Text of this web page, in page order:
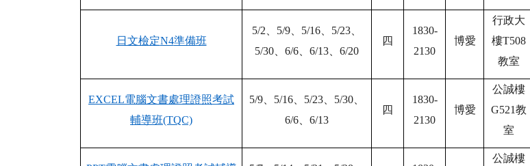
日文檢定N4準備班
5/2 5/9 5/16 5/23
5/30
6/6 6/13 6/20
四
1830-
2130
博愛
行政大
樓T508
教室
EXCEL電腦文書處理證照考試
輔導班(TQC)
5/9 5/16 5/23 5/30
6/6
6/13
四
1830-
2130
博愛
公誠樓
G521教
室
公誠樓